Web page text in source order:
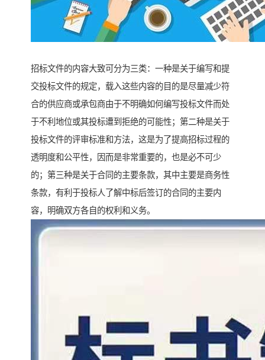
招标文件的内容大致可分为三类：一种是关于编写和提
交投标文件的规定，载入这些内容的目的是尽量减少符
合的供应商或承包商由于不明确如何编写投标文件而处
于不利地位或其投标遭到拒绝的可能性；第二种是关于
投标文件的评审标准和方法，这是为了提高招标过程的
透明度和公平性，因而是非常重要的，也是必不可少
的；第三种是关于合同的主要条款，其中主要是商务性
条款，有利于投标人了解中标后签订的合同的主要内
容，明确双方各自的权利和义务。